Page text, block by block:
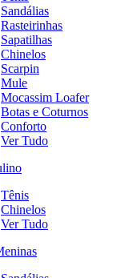
Sandálias
Rasteirinhas
Sapatilhas
Chinelos
Scarpin
Mule
Mocassim Loafer
Botas e Coturnos
Conforto
Ver Tudo
Tênis
Chinelos
Ver Tudo